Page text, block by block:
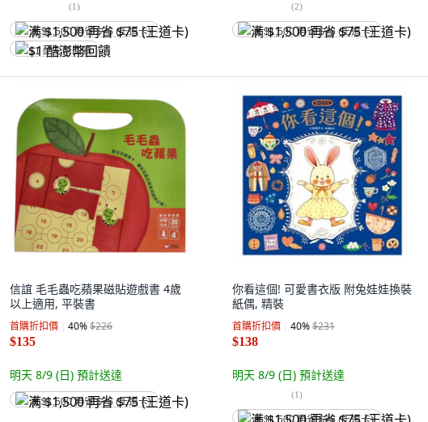
(1)
满 $1,500 再省 $75 (王道卡)
$1 酷澎幣回饋
(2)
满 $1,500 再省 $75 (王道卡)
信誼 毛毛蟲吃蘋果磁貼遊戲書 4歲
以上適用, 平裝書
首購折扣價 40%$226
$135
明天 8/9 (日) 預計送達
满 $1,500 再省 $75 (王道卡)
你看這個! 可愛書衣版 附兔娃娃換裝
紙偶, 精裝
首購折扣價 40%$231
$138
明天 8/9 (日) 預計送達
(1)
满 $1,500 再省 $75 (王道卡)